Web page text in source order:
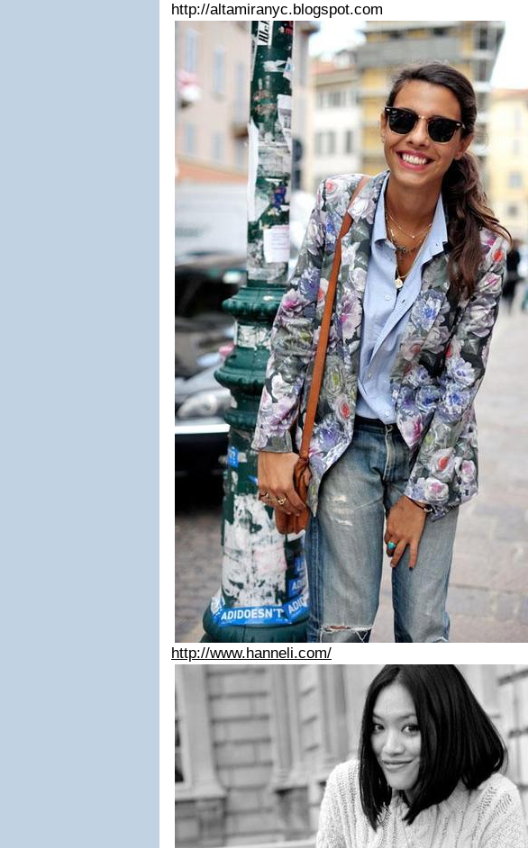
http://altamiranyc.blogspot.com
http://www.hanneli.com/